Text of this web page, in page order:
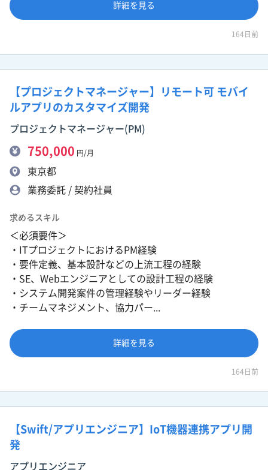
詳細を見る
164日前
【プロジェクトマネージャー】リモート可 モバイ
ルアプリのカスタマイズ開発
プロジェクトマネージャー(PM)
750,000 円/月
東京都
業務委託 / 契約社員
求めるスキル
＜必須要件＞
・ITプロジェクトにおけるPM経験
・要件定義、基本設計などの上流工程の経験
・SE、Webエンジニアとしての設計工程の経験
・システム開発案件の管理経験やリーダー経験
・チームマネジメント、協力パー...
詳細を見る
164日前
【Swift/アプリエンジニア】IoT機器連携アプリ開
発
アプリエンジニア